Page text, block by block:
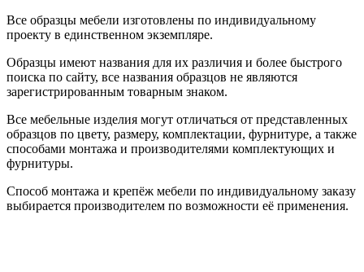
Все образцы мебели изготовлены по индивидуальному
проекту в единственном экземпляре.
Образцы имеют названия для их различия и более быстрого
поиска по сайту, все названия образцов не являются
зарегистрированным товарным знаком.
Все мебельные изделия могут отличаться от представленных
образцов по цвету, размеру, комплектации, фурнитуре, а также
способами монтажа и производителями комплектующих и
фурнитуры.
Способ монтажа и крепёж мебели по индивидуальному заказу
выбирается производителем по возможности её применения.